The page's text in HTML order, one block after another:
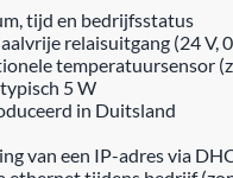
tijd en bedrijfsstatus
relaisuitgang (24 V,
temperatuursensor
5 W
in Duitsland
van een IP-adres via